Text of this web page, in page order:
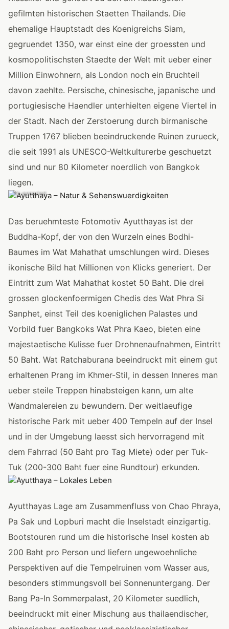
gefilmten historischen Staetten Thailands. Die
ehemalige Hauptstadt des Koenigreichs Siam,
gegruendet 1350, war einst eine der groessten und
kosmopolitischsten Staedte der Welt mit ueber einer
Million Einwohnern, als London noch ein Bruchteil
davon zaehlte. Persische, chinesische, japanische und
portugiesische Haendler unterhielten eigene Viertel in
der Stadt. Nach der Zerstoerung durch birmanische
Truppen 1767 blieben beeindruckende Ruinen zurueck,
die seit 1991 als UNESCO-Weltkulturerbe geschuetzt
sind und nur 80 Kilometer noerdlich von Bangkok
liegen.
KI-generiert
Das beruehmteste Fotomotiv Ayutthayas ist der
Buddha-Kopf, der von den Wurzeln eines Bodhi-
Baumes im Wat Mahathat umschlungen wird. Dieses
ikonische Bild hat Millionen von Klicks generiert. Der
Eintritt zum Wat Mahathat kostet 50 Baht. Die drei
grossen glockenfoermigen Chedis des Wat Phra Si
Sanphet, einst Teil des koeniglichen Palastes und
Vorbild fuer Bangkoks Wat Phra Kaeo, bieten eine
majestaetische Kulisse fuer Drohnenaufnahmen, Eintritt
50 Baht. Wat Ratchaburana beeindruckt mit einem gut
erhaltenen Prang im Khmer-Stil, in dessen Inneres man
ueber steile Treppen hinabsteigen kann, um alte
Wandmalereien zu bewundern. Der weitlaeufige
historische Park mit ueber 400 Tempeln auf der Insel
und in der Umgebung laesst sich hervorragend mit
dem Fahrrad (50 Baht pro Tag Miete) oder per Tuk-
Tuk (200-300 Baht fuer eine Rundtour) erkunden.
Ayutthayas Lage am Zusammenfluss von Chao Phraya,
Pa Sak und Lopburi macht die Inselstadt einzigartig.
Bootstouren rund um die historische Insel kosten ab
200 Baht pro Person und liefern ungewoehnliche
Perspektiven auf die Tempelruinen vom Wasser aus,
besonders stimmungsvoll bei Sonnenuntergang. Der
Bang Pa-In Sommerpalast, 20 Kilometer suedlich,
beeindruckt mit einer Mischung aus thailaendischer,